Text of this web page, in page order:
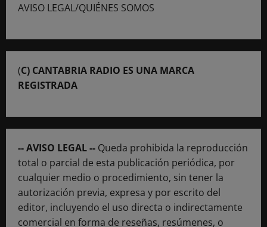
AVISO LEGAL/QUIÉNES SOMOS
(C) CANTABRIA RADIO ES UNA MARCA
REGISTRADA
-- AVISO LEGAL -- Queda prohibida la reproducción
total o parcial de esta publicación periódica, por
cualquier medio o procedimiento, sin tener la
autorización previa, expresa y por escrito del
editor, incluyendo el uso directa o indirectamente
comercial en forma de reseñas, resúmenes, o